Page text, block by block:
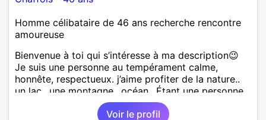
Homme célibataire de 46 ans recherche rencontre
amoureuse
Bienvenue à toi qui s’intéresse à ma description😉
Je suis une personne au tempérament calme,
honnête, respectueux. j’aime profiter de la nature..
un lac.. une montagne.. océan.. Étant une personne
simple, je me contente de peu.. Je pratique pas mal
d’activités, randonnée, vtt, natation. moto.. etc..
Voir le profil